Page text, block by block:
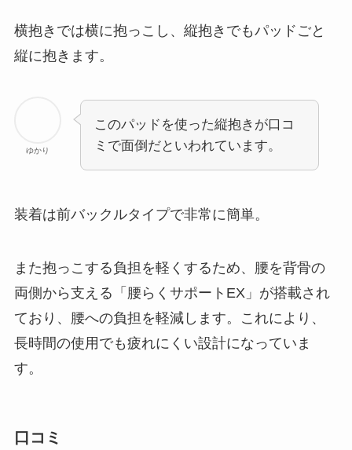
横抱きでは横に抱っこし、縦抱きでもパッドごと
縦に抱きます。
ゆかり
このパッドを使った縦抱きが口コ
ミで面倒だといわれています。
装着は前バックルタイプで非常に簡単。
また抱っこする負担を軽くするため、腰を背骨の
両側から支える「腰らくサポートEX」が搭載され
ており、腰への負担を軽減します。これにより、
長時間の使用でも疲れにくい設計になっていま
す。
口コミ